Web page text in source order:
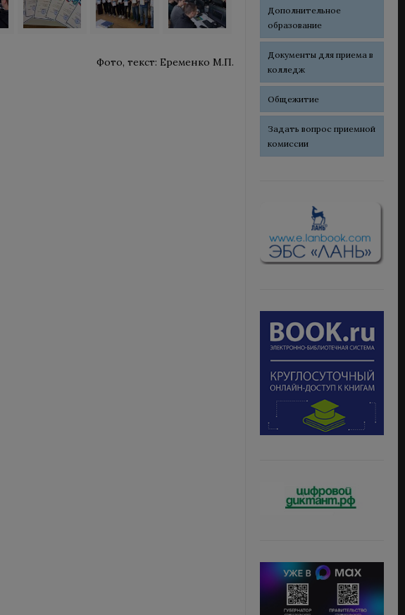
Фото, текст: Еременко М.П.
Дополнительное
образование
Документы для приема в
колледж
Общежитие
Задать вопрос приемной
комиссии